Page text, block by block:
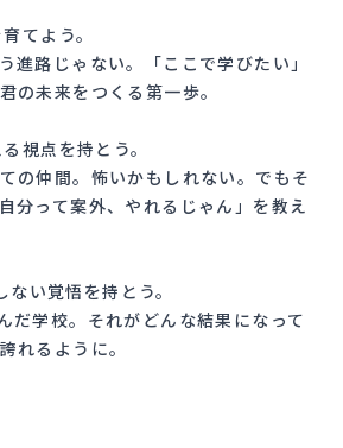
てよう。
進路じゃない。「ここで学びたい」
の未来をつくる第一歩。
視点を持とう。
の仲間。怖いかもしれない。でもそ
分って案外、やれるじゃん」を教え
い覚悟を持とう。
だ学校。それがどんな結果になって
れるように。